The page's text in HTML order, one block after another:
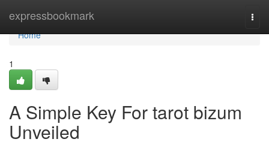
expressbookmark
Home
Home
1
A Simple Key For tarot bizum
Unveiled